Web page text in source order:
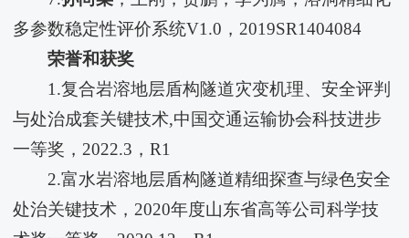
多参数稳定性评价系统V1.0，2019SR1404084
荣誉和获奖
1.复合岩溶地层盾构隧道灾变机理、安全评判
与处治成套关键技术,中国交通运输协会科技进步
一等奖，2022.3，R1
2.富水岩溶地层盾构隧道精细探查与绿色安全
处治关键技术，2020年度山东省高等公司科学技